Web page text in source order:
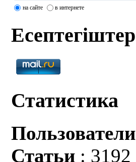
на сайте в интернете
Есептегіштер
Статистика
Пользователи
Статьи : 3192